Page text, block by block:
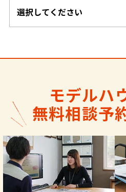
モデルハ
無料相談予